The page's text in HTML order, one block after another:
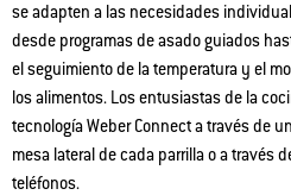
se adapten a las necesidades
desde programas de asado guiados
el seguimiento de la temperatura y el
los alimentos. Los entusiastas de la
tecnología Weber Connect a través de
mesa lateral de cada parrilla o a través
teléfonos.